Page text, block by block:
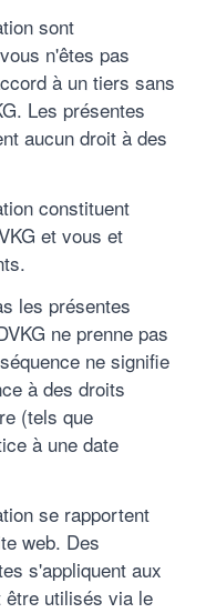
sont
n'êtes pas
à un tiers sans
Les présentes
aucun droit à des
constituent
et vous et
les présentes
ne prenne pas
ne signifie
à des droits
(tels que
à une date
se rapportent
web. Des
s'appliquent aux
utilisés via le